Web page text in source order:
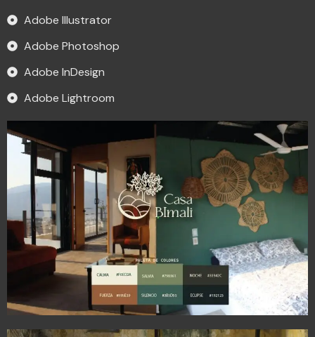
Adobe Illustrator
Adobe Photoshop
Adobe InDesign
Adobe Lightroom